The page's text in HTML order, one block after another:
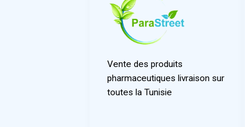
Vente des produits
pharmaceutiques livraison sur
toutes la Tunisie